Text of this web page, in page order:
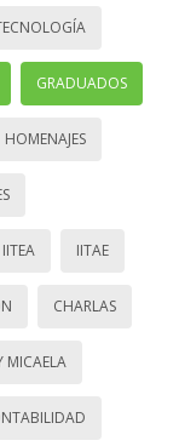
GRADUADOS
HOMENAJES
IITEA IITAE
CHARLAS
MICAELA